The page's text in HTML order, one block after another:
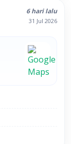
6 hari lalu
31 Jul 2026